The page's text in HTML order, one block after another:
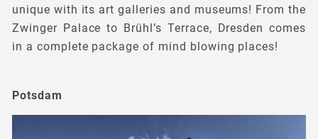
unique with its art galleries and museums! From the
Zwinger Palace to Brühl’s Terrace, Dresden comes
in a complete package of mind blowing places!
Potsdam